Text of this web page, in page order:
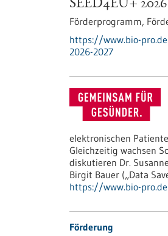
SEED4EU+
Förderprogramm,
https://www.bio-
2026-2027
elektronischen
Gleichzeitig wachsen
diskutieren Dr.
Birgit Bauer („Data
https://www.bio-
Förderung